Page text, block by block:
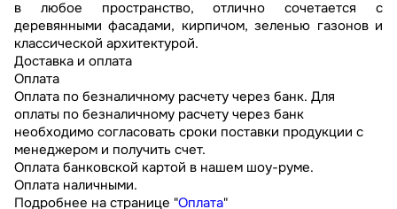
в любое пространство, отлично сочетается с
деревянными фасадами, кирпичом, зеленью газонов и
классической архитектурой.
Доставка и оплата
Оплата
Оплата по безналичному расчету через банк. Для
оплаты по безналичному расчету через банк
необходимо согласовать сроки поставки продукции с
менеджером и получить счет.
Оплата банковской картой в нашем шоу-руме.
Оплата наличными.
Подробнее на странице "Оплата"